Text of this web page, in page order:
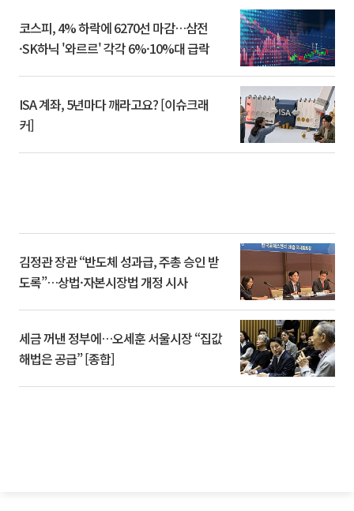
코스피, 4% 하락에 6270선 마감…삼전
·SK하닉 '와르르' 각각 6%·10%대 급락
ISA 계좌, 5년마다 깨라고요? [이슈크래
커]
김정관 장관 “반도체 성과급, 주총 승인 받
도록”…상법·자본시장법 개정 시사
세금 꺼낸 정부에…오세훈 서울시장 “집값
해법은 공급” [종합]